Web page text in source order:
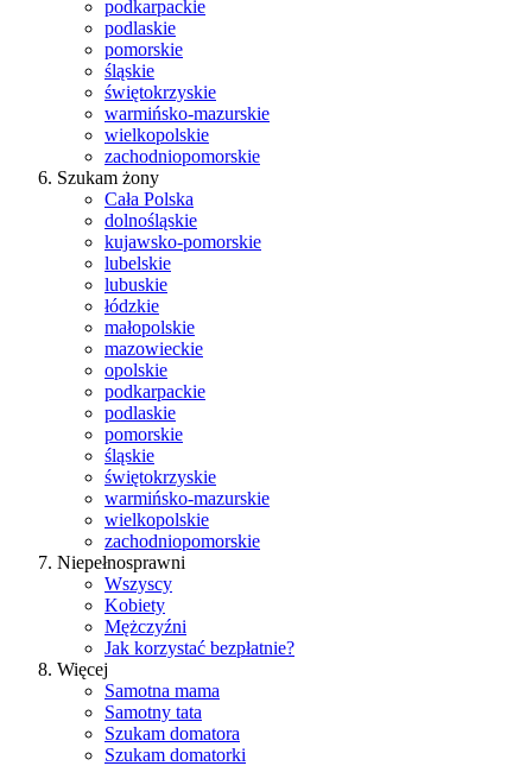
podkarpackie
podlaskie
pomorskie
śląskie
świętokrzyskie
warmińsko-mazurskie
wielkopolskie
zachodniopomorskie
Szukam żony
Cała Polska
dolnośląskie
kujawsko-pomorskie
lubelskie
lubuskie
łódzkie
małopolskie
mazowieckie
opolskie
podkarpackie
podlaskie
pomorskie
śląskie
świętokrzyskie
warmińsko-mazurskie
wielkopolskie
zachodniopomorskie
Niepełnosprawni
Wszyscy
Kobiety
Mężczyźni
Jak korzystać bezpłatnie?
Więcej
Samotna mama
Samotny tata
Szukam domatora
Szukam domatorki